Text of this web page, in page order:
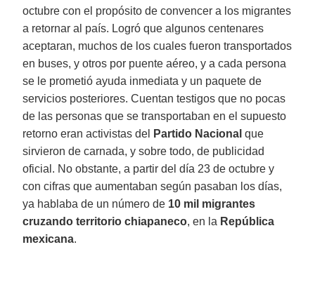
octubre con el propósito de convencer a los migrantes
a retornar al país. Logró que algunos centenares
aceptaran, muchos de los cuales fueron transportados
en buses, y otros por puente aéreo, y a cada persona
se le prometió ayuda inmediata y un paquete de
servicios posteriores. Cuentan testigos que no pocas
de las personas que se transportaban en el supuesto
retorno eran activistas del
Partido Nacional que
sirvieron de carnada, y sobre todo, de publicidad
oficial. No obstante, a partir del día 23 de octubre y
con cifras que aumentaban según pasaban los días,
ya hablaba de un número de 10 mil migrantes
cruzando territorio chiapaneco, en la República
mexicana.